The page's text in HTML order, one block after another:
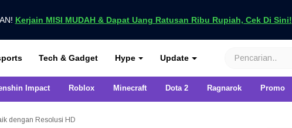
Kerjain MISI MUDAH & Dapat Uang Ratusan Ribu Rupiah, Cek Di Sini!
Tech & Gadget Hype Update
Impact Roblox Minecraft Dota 2 Ragnarok Promo
dengan Resolusi HD